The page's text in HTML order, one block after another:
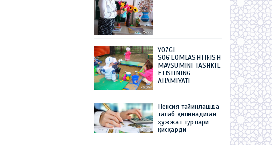
YOZGI
SOG'LOMLASHTIRISH
MAVSUMINI TASHKIL
ETISHNING
AHAMIYATI
Пенсия тайинлашда
талаб қилинадиган
ҳужжат турлари
қисқарди